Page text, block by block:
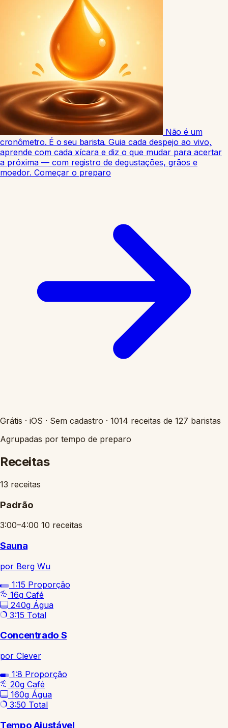
Não é um
cronômetro. É o seu barista. Guia cada despejo ao vivo,
aprende com cada xícara e diz o que mudar para acertar
a próxima — com registro de degustações, grãos e
moedor. Começar o preparo
Grátis · iOS · Sem cadastro · 1014 receitas de 127 baristas
Agrupadas por tempo de preparo
Receitas
13 receitas
Padrão
3:00–4:00 10 receitas
Sauna
por Berg Wu
1:15 Proporção
16g Café
240g Água
3:15 Total
Concentrado S
por Clever
1:8 Proporção
20g Café
160g Água
3:50 Total
Tempo Ajustável